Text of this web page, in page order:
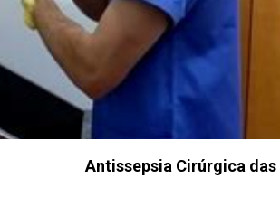
Antissepsia Cirúrgica das